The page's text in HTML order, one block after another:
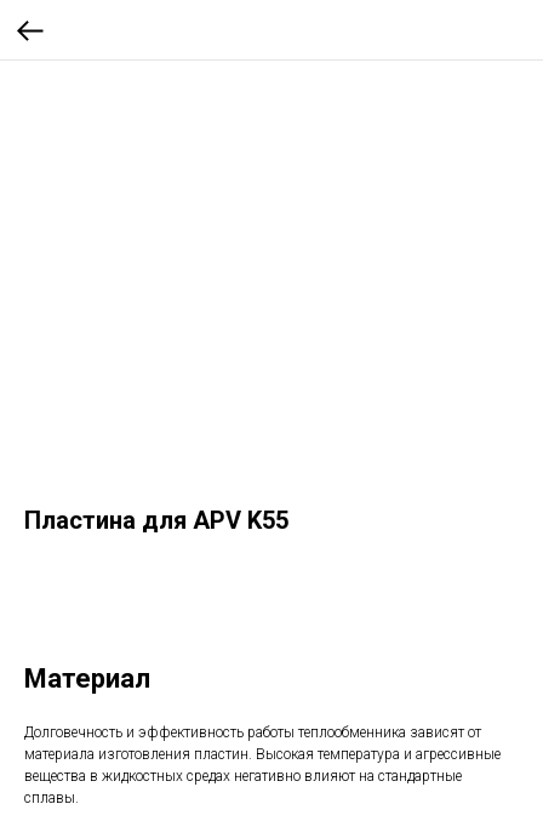
Пластина для APV K55
Материал
Долговечность и эффективность работы теплообменника зависят от
материала изготовления пластин. Высокая температура и агрессивные
вещества в жидкостных средах негативно влияют на стандартные
сплавы.